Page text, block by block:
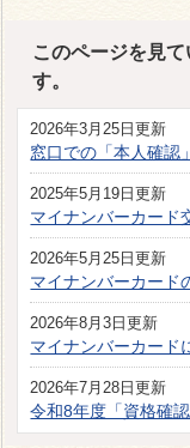
このページを見
す。
2026年3月25日更新
窓口での「本人確認」
2025年5月19日更新
マイナンバーカード
2026年5月25日更新
マイナンバーカード
2026年8月3日更新
マイナンバーカード
2026年7月28日更新
令和8年度「資格確